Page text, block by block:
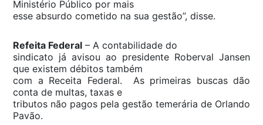
Ministério Público por mais
esse absurdo cometido na sua gestão”, disse.
Refeita Federal – A contabilidade do
sindicato já avisou ao presidente Roberval Jansen
que existem débitos também
com a Receita Federal. As primeiras buscas dão
conta de multas, taxas e
tributos não pagos pela gestão temerária de Orlando
Pavão.